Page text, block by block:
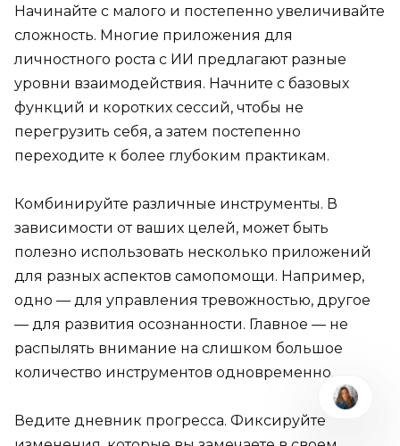
Начинайте с малого и постепенно увеличивайте
сложность. Многие приложения для
личностного роста с ИИ предлагают разные
уровни взаимодействия. Начните с базовых
функций и коротких сессий, чтобы не
перегрузить себя, а затем постепенно
переходите к более глубоким практикам.
Комбинируйте различные инструменты. В
зависимости от ваших целей, может быть
полезно использовать несколько приложений
для разных аспектов самопомощи. Например,
одно — для управления тревожностью, другое
— для развития осознанности. Главное — не
распылять внимание на слишком большое
количество инструментов одновременно.
Ведите дневник прогресса. Фиксируйте